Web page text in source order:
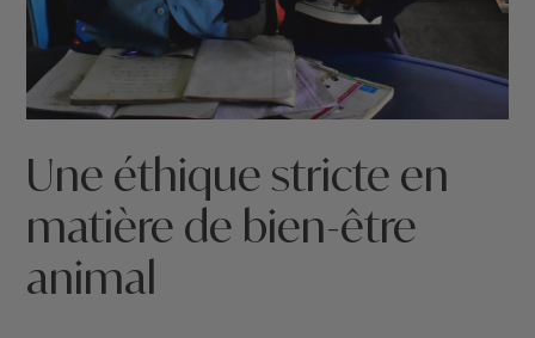
Une éthique stricte en
matière de bien-être
animal